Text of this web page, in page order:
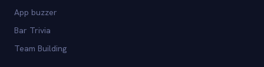
App buzzer
Bar Trivia
Team Building